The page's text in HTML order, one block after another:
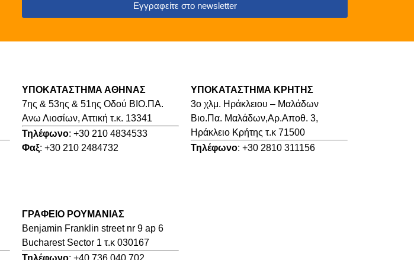
Εγγραφείτε στο newsletter
ΥΠΟΚΑΤΑΣΤΗΜΑ ΑΘΗΝΑΣ
7ης & 53ης & 51ης Οδού ΒΙΟ.ΠΑ.
Ανω Λιοσίων, Αττική τ.κ. 13341
Τηλέφωνο: +30 210 4834533
Φαξ: +30 210 2484732
ΥΠΟΚΑΤΑΣΤΗΜΑ ΚΡΗΤΗΣ
3o χλμ. Ηράκλειου – Μαλάδων
Βιο.Πα. Μαλάδων,Αρ.Αποθ. 3,
Ηράκλειο Κρήτης τ.κ 71500
Τηλέφωνο: +30 2810 311156
ΓΡΑΦΕΙΟ ΡΟΥΜΑΝΙΑΣ
Benjamin Franklin street nr 9 ap 6
Bucharest Sector 1 τ.κ 030167
Τηλέφωνο: +40 736 040 702